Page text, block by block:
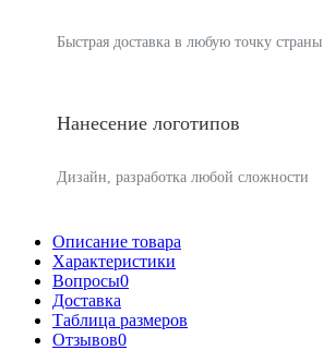
Быстрая доставка в любую точку страны
Нанесение логотипов
Дизайн, разработка любой сложности
Описание товара
Характеристики
Вопросы0
Доставка
Таблица размеров
Отзывов0